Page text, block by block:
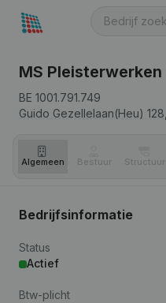
MS Pleisterwerken
BE 1001.791.749
Guido Gezellelaan(Heu) 128,
Algemeen Bestuur Structuur
Bedrijfsinformatie
Status
Actief
Btw-plicht